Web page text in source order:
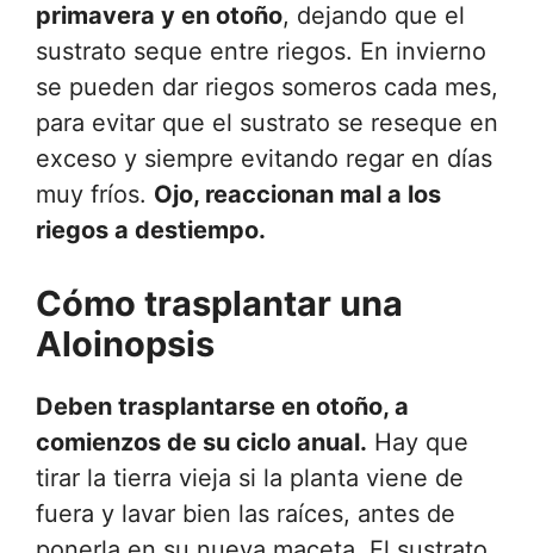
primavera y en otoño, dejando que el
sustrato seque entre riegos. En invierno
se pueden dar riegos someros cada mes,
para evitar que el sustrato se reseque en
exceso y siempre evitando regar en días
muy fríos. Ojo, reaccionan mal a los
riegos a destiempo.
Cómo trasplantar una
Aloinopsis
Deben trasplantarse en otoño, a
comienzos de su ciclo anual. Hay que
tirar la tierra vieja si la planta viene de
fuera y lavar bien las raíces, antes de